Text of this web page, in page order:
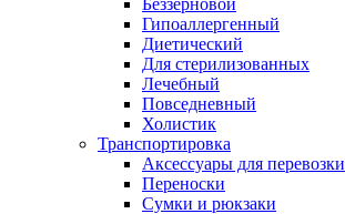
Беззерновой
Гипоаллергенный
Диетический
Для стерилизованных
Лечебный
Повседневный
Холистик
Транспортировка
Аксессуары для перевозки
Переноски
Сумки и рюкзаки